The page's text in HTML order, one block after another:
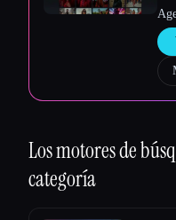
Los motores de
categoría